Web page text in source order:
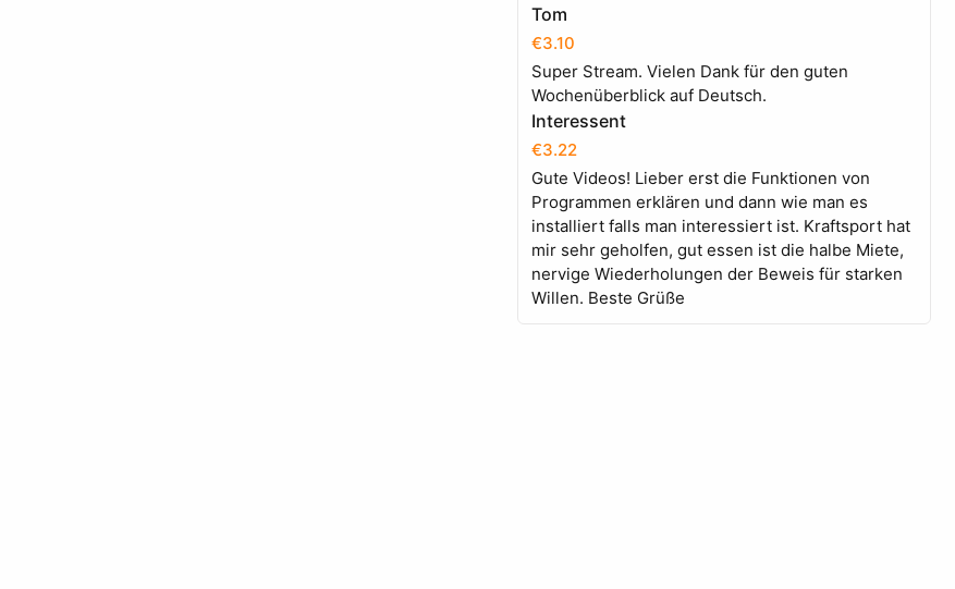
Tom
€3.10
Super Stream. Vielen Dank für den guten
Wochenüberblick auf Deutsch.
Interessent
€3.22
Gute Videos! Lieber erst die Funktionen von
Programmen erklären und dann wie man es
installiert falls man interessiert ist. Kraftsport hat
mir sehr geholfen, gut essen ist die halbe Miete,
nervige Wiederholungen der Beweis für starken
Willen. Beste Grüße